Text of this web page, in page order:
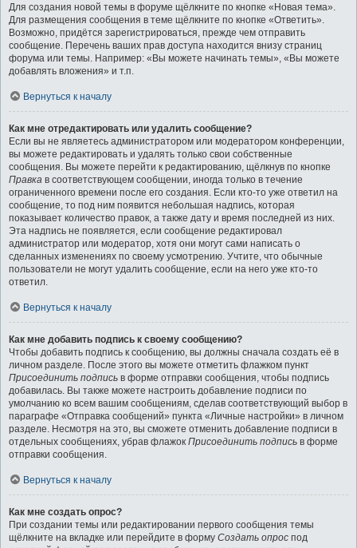
Для создания новой темы в форуме щёлкните по кнопке «Новая тема».
Для размещения сообщения в теме щёлкните по кнопке «Ответить».
Возможно, придётся зарегистрироваться, прежде чем отправить
сообщение. Перечень ваших прав доступа находится внизу страниц
форума или темы. Например: «Вы можете начинать темы», «Вы можете
добавлять вложения» и т.п.
Вернуться к началу
Как мне отредактировать или удалить сообщение?
Если вы не являетесь администратором или модератором конференции,
вы можете редактировать и удалять только свои собственные
сообщения. Вы можете перейти к редактированию, щёлкнув по кнопке
Правка в соответствующем сообщении, иногда только в течение
ограниченного времени после его создания. Если кто-то уже ответил на
сообщение, то под ним появится небольшая надпись, которая
показывает количество правок, а также дату и время последней из них.
Эта надпись не появляется, если сообщение редактировал
администратор или модератор, хотя они могут сами написать о
сделанных изменениях по своему усмотрению. Учтите, что обычные
пользователи не могут удалить сообщение, если на него уже кто-то
ответил.
Вернуться к началу
Как мне добавить подпись к своему сообщению?
Чтобы добавить подпись к сообщению, вы должны сначала создать её в
личном разделе. После этого вы можете отметить флажком пункт
Присоединить подпись в форме отправки сообщения, чтобы подпись
добавилась. Вы также можете настроить добавление подписи по
умолчанию ко всем вашим сообщениям, сделав соответствующий выбор в
параграфе «Отправка сообщений» пункта «Личные настройки» в личном
разделе. Несмотря на это, вы сможете отменить добавление подписи в
отдельных сообщениях, убрав флажок Присоединить подпись в форме
отправки сообщения.
Вернуться к началу
Как мне создать опрос?
При создании темы или редактировании первого сообщения темы
щёлкните на вкладке или перейдите в форму Создать опрос под